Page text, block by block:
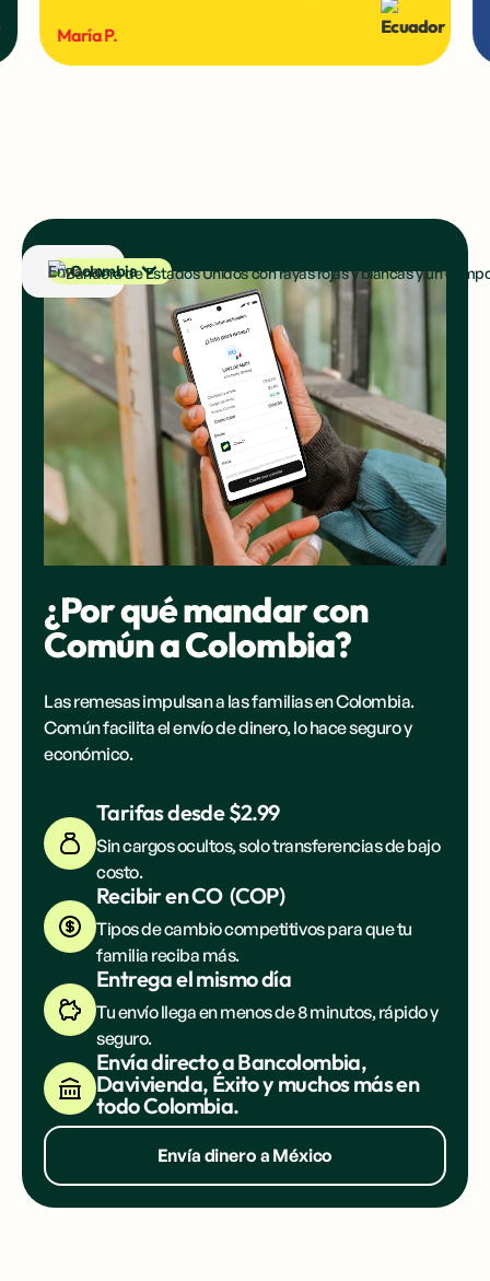
María P.
Enviar a
R. Dominicana
¿Por qué mandar con
Común aR. Dominicana
Las remesas impulsan a las familias enR.
Dominicana. Común facilita el envío de dinero, lo hace
seguro y económico.
Tarifas desde $2.99
Sin cargos ocultos, solo transferencias de bajo
costo.
Recibir enDO (DOP)
Tipos de cambio competitivos para que tu
familia reciba más.
Entrega el mismo día
Tu envío llega en menos de 8 minutos, rápido y
seguro.
Envía directo a Banco BHD,
BanReservas, Banco Popular y
muchos más en todo República
Dominicana.